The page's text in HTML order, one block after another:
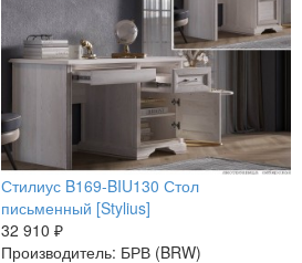
Стилиус B169-BIU130 Стол
письменный [Stylius]
32 910 ₽
Производитель: БРВ (BRW)